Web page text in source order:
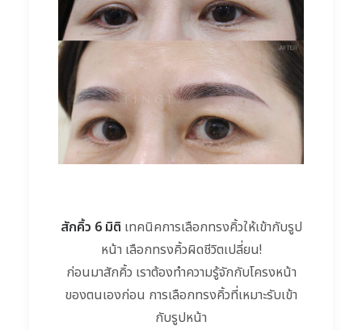
สักคิ้ว 6 มิติ เทคนิคการเลือกทรงคิ้วให้เข้ากับรูป
หน้า เลือกทรงคิ้วผิดชีวิตเปลี่ยน!
ก่อนมาสักคิ้ว เราต้องทำความรู้จักกับโครงหน้า
ของตนเองก่อน การเลือกทรงคิ้วที่เหมาะรับเข้า
กับรูปหน้า